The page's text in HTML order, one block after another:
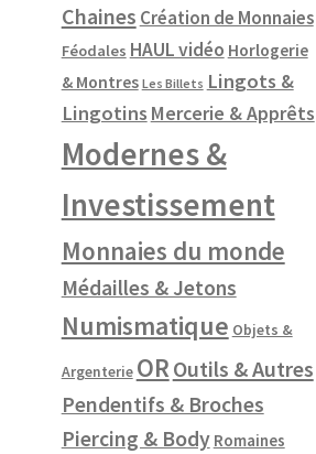
Chaines Création de Monnaies
Féodales HAUL vidéo Horlogerie
& Montres Les Billets Lingots &
Lingotins Mercerie & Apprêts
Modernes &
Investissement
Monnaies du monde
Médailles & Jetons
Numismatique Objets &
Argenterie OR Outils & Autres
Pendentifs & Broches
Piercing & Body Romaines